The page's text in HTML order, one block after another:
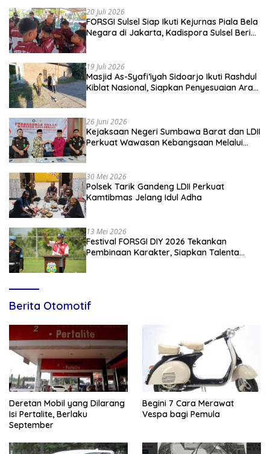
20 Juli 2026
FORSGI Sulsel Siap Ikuti Kejurnas Piala Bela
Negara di Jakarta, Kadispora Sulsel Beri
19 Juli 2026
Masjid As-Syafi’iyah Sidoarjo Ikuti Rashdul
Kiblat Nasional, Siapkan Penyesuaian Arah
26 Juni 2026
Kejaksaan Negeri Sumbawa Barat dan LDII
Perkuat Wawasan Kebangsaan Melalui
30 Mei 2026
Polsek Tarik Gandeng LDII Perkuat
Kamtibmas Jelang Idul Adha
13 Mei 2026
Festival FORSGI DIY 2026 Tekankan
Pembinaan Karakter, Siapkan Talenta
Berita Otomotif
Deretan Mobil yang Dilarang
Isi Pertalite, Berlaku
September
Begini 7 Cara Merawat
Vespa bagi Pemula